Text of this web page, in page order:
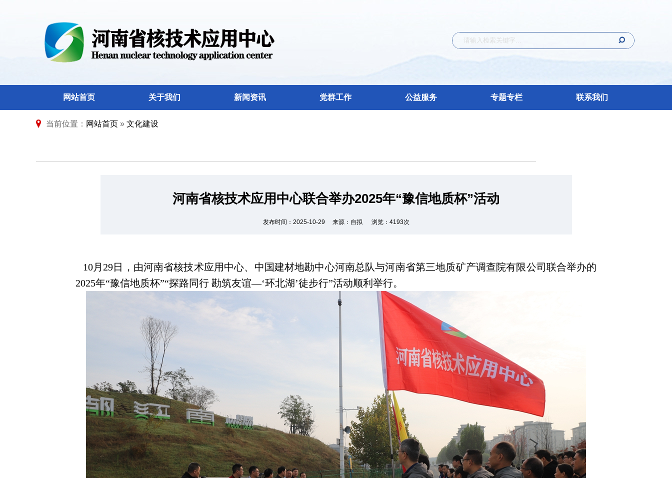
网站首页 关于我们 新闻资讯 党群工作 公益服务 专题专栏 联系我们
当前位置： 网站首页 » 文化建设
河南省核技术应用中心联合举办2025年“豫信地质杯”活动
发布时间：2025-10-29 来源：自拟 浏览：4193次
10月29日，由河南省核技术应用中心、中国建材地勘中心河南总队与河南省第三地质矿产调查院有限公司联合举办的
2025年“豫信地质杯”“探路同行 勘筑友谊—‘环北湖’徒步行”活动顺利举行。